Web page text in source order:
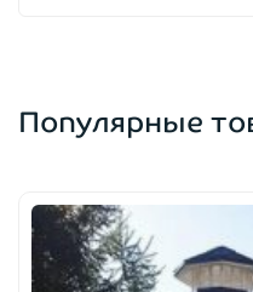
Популярные